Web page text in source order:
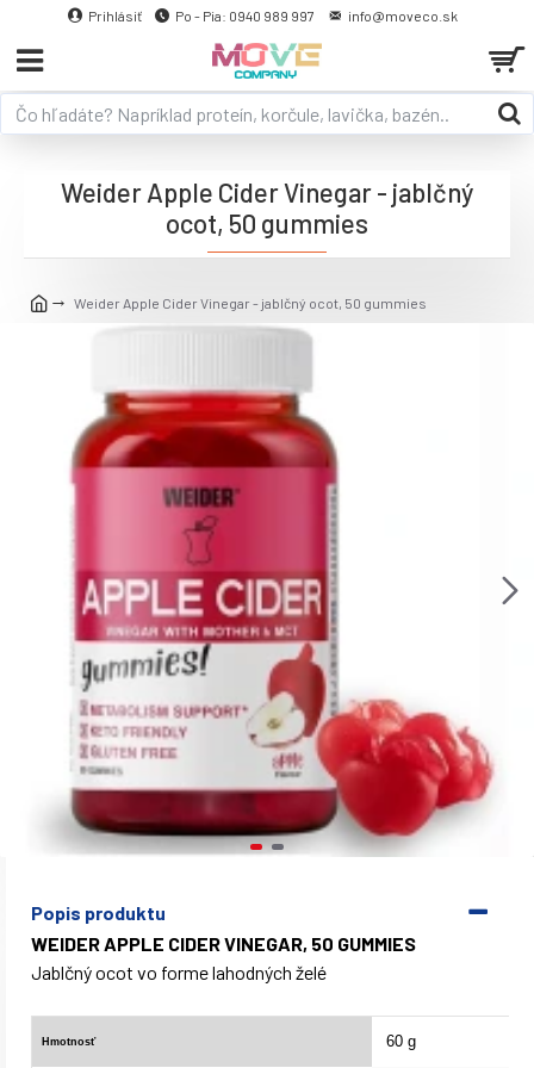
Prihlásiť Po - Pia: 0940 989 997 info@moveco.sk
Weider Apple Cider Vinegar - jablčný ocot, 50 gummies
Weider Apple Cider Vinegar - jablčný
ocot, 50 gummies
Popis produktu
WEIDER APPLE CIDER VINEGAR, 50 GUMMIES
Jablčný ocot vo forme lahodných želé
Hmotnosť 60 g